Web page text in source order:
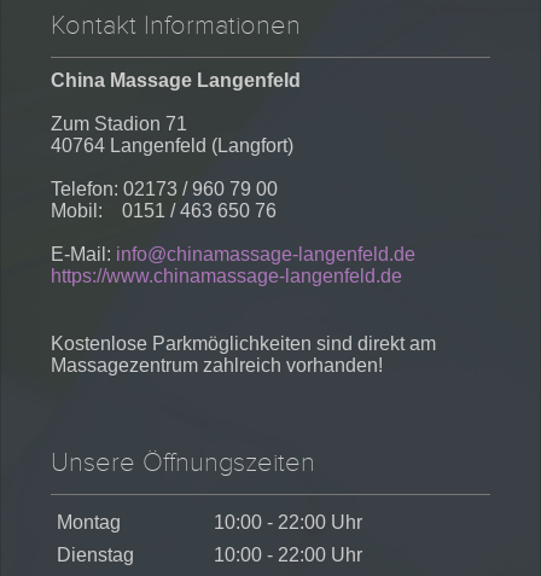
Kontakt Informationen
China Massage Langenfeld
Zum Stadion 71
40764 Langenfeld (Langfort)
Telefon: 02173 / 960 79 00
Mobil: 0151 / 463 650 76
E-Mail: info@chinamassage-langenfeld.de
https://www.chinamassage-langenfeld.de
Kostenlose Parkmöglichkeiten sind direkt am
Massagezentrum zahlreich vorhanden!
Unsere Öffnungszeiten
Montag
10:00 - 22:00 Uhr
Dienstag
10:00 - 22:00 Uhr